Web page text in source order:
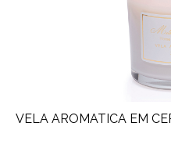
VELA AROMATICA EM